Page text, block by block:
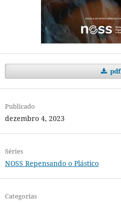
pdf
Publicado
dezembro 4, 2023
Séries
NOSS Repensando o Plástico
Categorias